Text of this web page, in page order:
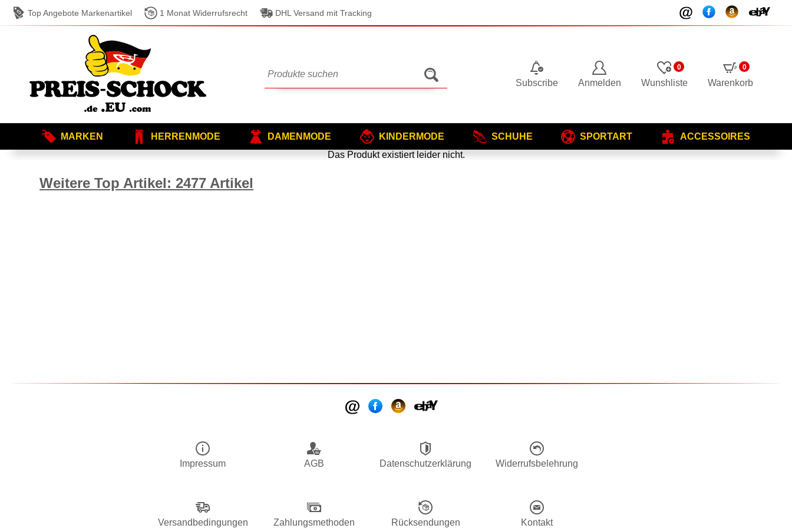
Top Angebote Markenartikel 1 Monat Widerrufsrecht DHL Versand mit Tracking
Subscribe Anmelden Wunshliste
0
Warenkorb
0
MARKEN HERRENMODE DAMENMODE KINDERMODE SCHUHE SPORTART
ACCESSOIRES
Das Produkt existiert leider nicht.
Weitere Top Artikel: 2477 Artikel
Impressum AGB Datenschutzerklärung Widerrufsbelehrung
Versandbedingungen Zahlungsmethoden Rücksendungen Kontakt